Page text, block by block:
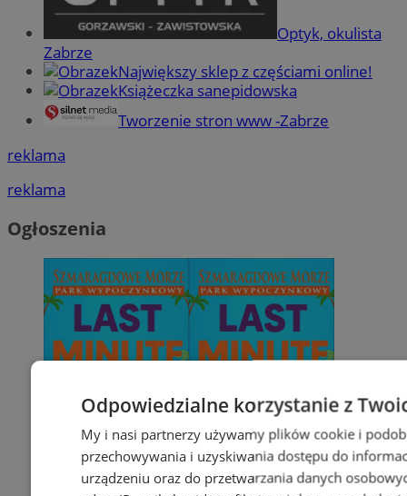
Optyk, okulista
Zabrze
Największy sklep z częściami online!
Książeczka sanepidowska
Tworzenie stron www -Zabrze
reklama
reklama
Ogłoszenia
Odpowiedzialne korzystanie z
My i nasi partnerzy używamy plików cookie i
przechowywania i uzyskiwania dostępu do
urządzeniu oraz do przetwarzania danych